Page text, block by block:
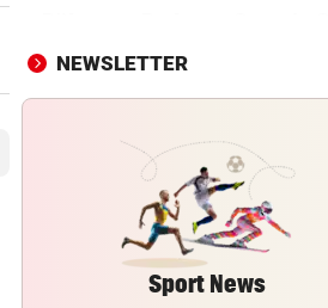
stark verbessert
MOURINHO GREIFT DURCH
die Real-Spieler
VEREIN NIMMT ABSCHIED
Steirischer Unterligist
19-Jährigen
NEWSLETTER
Sport News